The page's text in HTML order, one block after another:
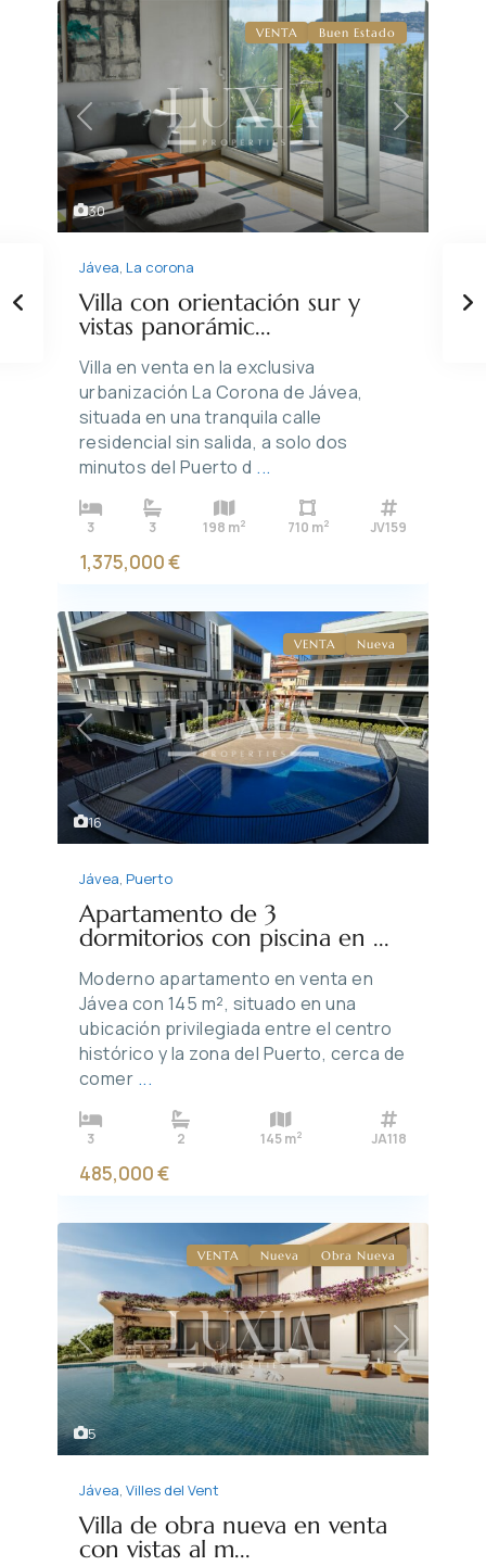
30
Previous Next
VENTA Buen Estado
Jávea, La corona
Villa con orientación sur y
vistas panorámic...
Villa en venta en la exclusiva
urbanización La Corona de Jávea,
situada en una tranquila calle
residencial sin salida, a solo dos
minutos del Puerto d ...
3 3 198 m2 710 m2 JV159
1,375,000 €
16
Previous Next
VENTA Nueva
Jávea, Puerto
Apartamento de 3
dormitorios con piscina en ...
Moderno apartamento en venta en
Jávea con 145 m², situado en una
ubicación privilegiada entre el centro
histórico y la zona del Puerto, cerca de
comer ...
3 2 145 m2 JA118
485,000 €
5
Previous Next
VENTA Nueva Obra Nueva
Jávea, Villes del Vent
Villa de obra nueva en venta
con vistas al m...